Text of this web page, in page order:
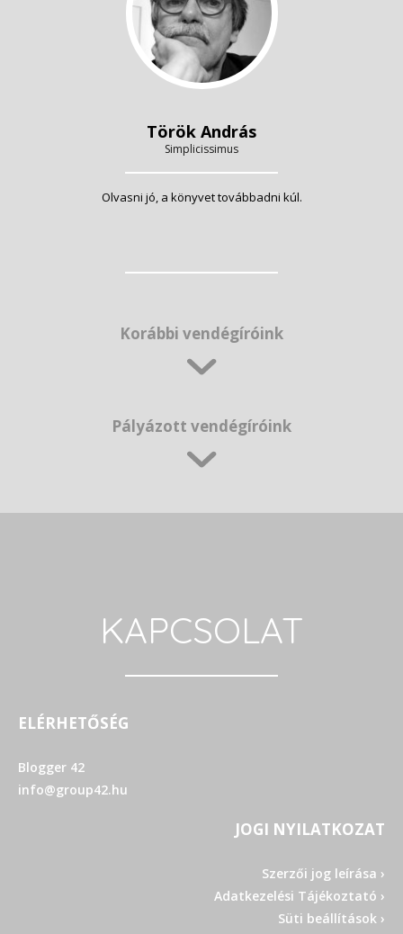
Török András
Simplicissimus
Olvasni jó, a könyvet továbbadni kúl.
Korábbi vendégíróink
Pályázott vendégíróink
KAPCSOLAT
ELÉRHETŐSÉG
Blogger 42
info@group42.hu
JOGI NYILATKOZAT
Szerzői jog leírása ›
Adatkezelési Tájékoztató ›
Süti beállítások ›